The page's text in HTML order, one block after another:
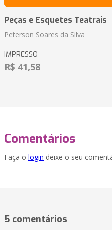
Peças e Esquetes Teatrais
Peterson Soares da Silva
IMPRESSO
R$ 41,58
Comentários
Faça o login deixe o seu
5 comentários